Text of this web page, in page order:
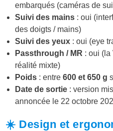
embarqués (caméras de
Suivi des mains : oui
des doigts / mains)
Suivi des yeux : oui (eye
Passthrough / MR : oui (la
réalité mixte)
Poids : entre600 et 650 g
Date de sortie : version
annoncée le 22 octobre
☀️ Design et